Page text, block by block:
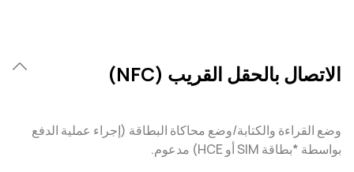
الاتصال بالحقل القريب (NFC)
وضع القراءة والكتابة/وضع محاكاة البطاقة (إجراء عملية الدفع
بواسطة *بطاقة SIM أو HCE) مدعوم.